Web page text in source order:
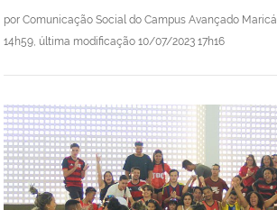
por Comunicação Social do Campus Avançado Maricá
14h59, última modificação 10/07/2023 17h16